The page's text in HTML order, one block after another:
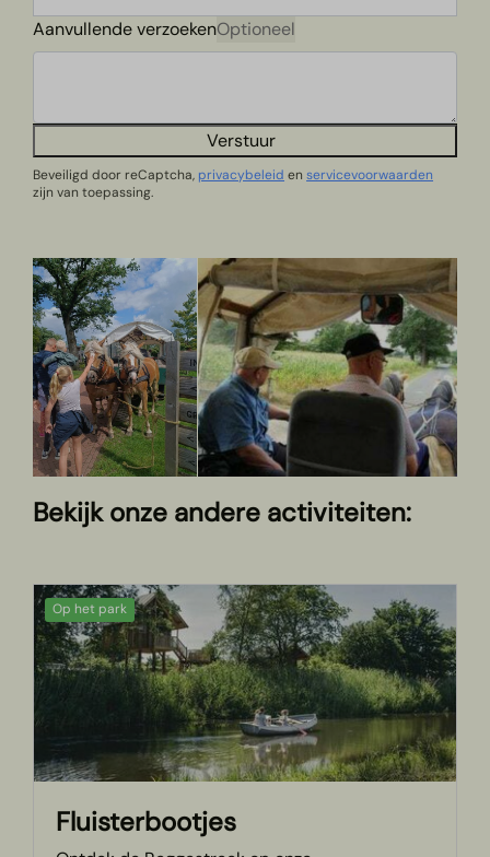
Aanvullende verzoekenOptioneel
Verstuur
Beveiligd door reCaptcha, privacybeleid enservicevoorwaarden
zijn van toepassing.
Bekijk onze andere activiteiten:
Op het park
Fluisterbootjes